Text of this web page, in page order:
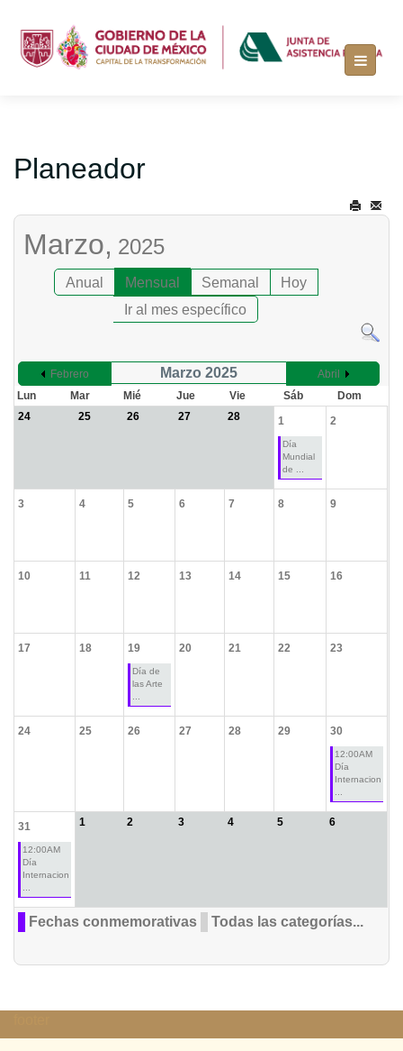
Planeador
Marzo, 2025
Anual Mensual Semanal
Hoy
Ir al mes específico
Febrero Marzo 2025
Abril
Lun
Mar Mié Jue Vie Sáb
Dom
24
25 26 27 28 1
Día
Mundial
de ...
2
3 4 5 6 7 8 9
10 11 12 13 14 15 16
17 18 19
Día de
las Arte
20 21 22 23
24 25 26 27 28 29 30
12:00AM
Día
Internacion
31
12:00AM
Día
Internacion
1 2 3 4 5 6
Fechas conmemorativas Todas las categorías...